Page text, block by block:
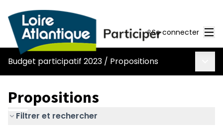
Se connecter
Budget participatif 2023 / Propositions
Propositions
Filtrer et rechercher